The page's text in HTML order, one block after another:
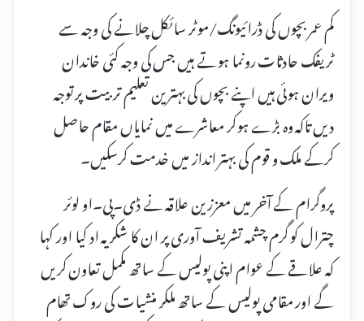
کم عمر بچوں کی ڈرائیونگ/موٹر سائکل چلانے کی وجہ سے
ٹریفک حادثات رونما ہوتے ہیں جس کی وجہ کئی خاندان
ویران ہوئی ہیں اپنے بچوں کی بہترین تعلیم تربیت پر توجہ
دیں تاکہ وہ بڑے ہوکر معاشرے میں نمایاں مقام حاصل
کرکے ملک و قوم کی بہتر انداز میں خدمت کرسکیں۔
پروگرام کے آخر میں معززین علاقہ نے ڈی۔پی۔او لوئر
چترال کو گرم چشمہ تشریف آوری پر ان کا شکریہ اد کیا اور کہا
کہ علاقے کے عوام اپنی پولیس کے ساتھ مکمل تعاون کریں
گے اور مقامی پولیس کے ساتھ ملکر منشیات کی روک تھام